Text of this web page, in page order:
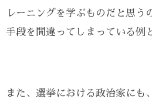
レーニングを学ぶものだと思う
手段を間違ってしまっている例
また、選挙における政治家にも